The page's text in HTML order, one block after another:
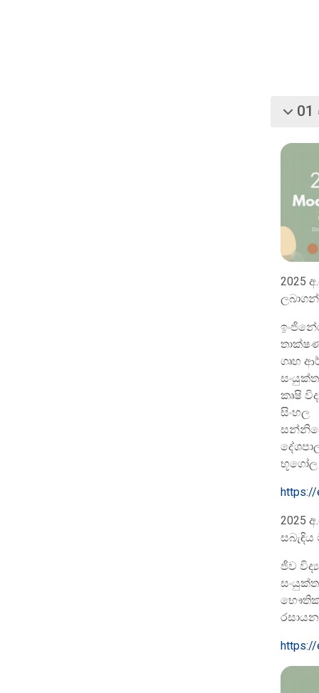
බිඳ
2025
ගෘහ
කෘෂි
සිංහල
භූගෝල
2025
ජීව
භෞතික
රසායන